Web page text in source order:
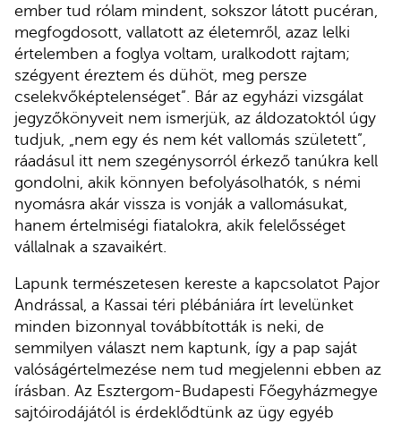
ember tud rólam mindent, sokszor látott pucéran,
megfogdosott, vallatott az életemről, azaz lelki
értelemben a foglya voltam, uralkodott rajtam;
szégyent éreztem és dühöt, meg persze
cselekvőképtelenséget”. Bár az egyházi vizsgálat
jegyzőkönyveit nem ismerjük, az áldozatoktól úgy
tudjuk, „nem egy és nem két vallomás született”,
ráadásul itt nem szegénysorról érkező tanúkra kell
gondolni, akik könnyen befolyásolhatók, s némi
nyomásra akár vissza is vonják a vallomásukat,
hanem értelmiségi fiatalokra, akik felelősséget
vállalnak a szavaikért.
Lapunk természetesen kereste a kapcsolatot Pajor
Andrással, a Kassai téri plébániára írt levelünket
minden bizonnyal továbbították is neki, de
semmilyen választ nem kaptunk, így a pap saját
valóságértelmezése nem tud megjelenni ebben az
írásban. Az Esztergom-Budapesti Főegyházmegye
sajtóirodájától is érdeklődtünk az ügy egyéb